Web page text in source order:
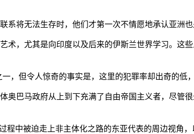
将无法生存时，他们才第一次不情愿地承认亚洲也
术，尤其是向印度以及后来的伊斯兰世界学习。这
，但令人惊奇的事实是，这里的犯罪率却出奇的低
奥巴马政府从上到下充满了自由帝国主义者，尽管
程中被迫走上非主体化之路的东亚代表的周边视角